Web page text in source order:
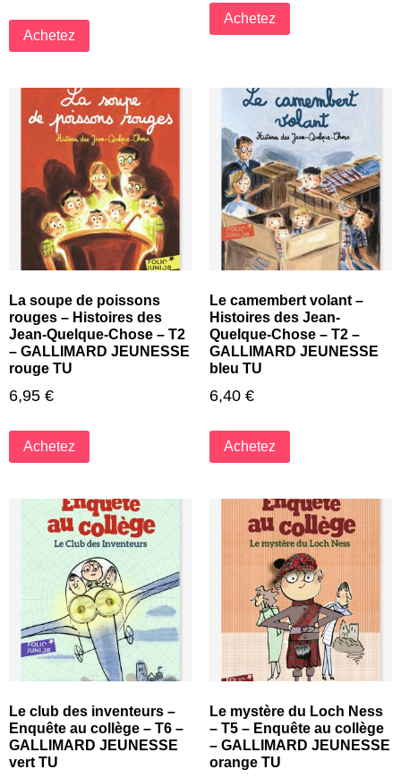
Achetez
Achetez
La soupe de poissons
rouges – Histoires des
Jean-Quelque-Chose – T2
– GALLIMARD JEUNESSE
rouge TU
6,95 €
Achetez
Le camembert volant –
Histoires des Jean-
Quelque-Chose – T2 –
GALLIMARD JEUNESSE
bleu TU
6,40 €
Achetez
Le club des inventeurs –
Enquête au collège – T6 –
GALLIMARD JEUNESSE
vert TU
Le mystère du Loch Ness
– T5 – Enquête au collège
– GALLIMARD JEUNESSE
orange TU